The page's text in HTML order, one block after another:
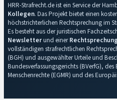
HRR-Strafrecht.de ist ein Service der
Kollegen. Das Projekt bietet einen
höchstrichterlichen Rechtsprechung im
Es besteht aus der juristischen
Newsletterund einer
vollständigen strafrechtlichen
(BGH) und ausgewählter Urteile und
Bundesverfassungsgerichts (BVerfG),
Menschenrechte (EGMR) und des